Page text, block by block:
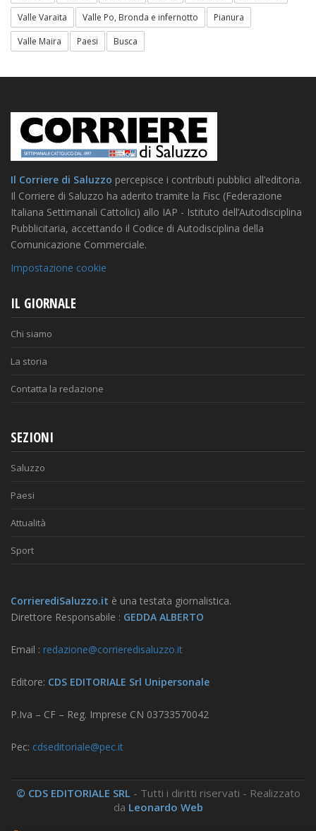
Valle Varaita
Valle Po, Bronda e infernotto
Pianura
Valle Maira
Paesi Busca
Il Corriere di Saluzzo percepisce i contributi pubblici all’editoria.
Il Corriere di Saluzzo ha aderito tramite la Fisc (Federazione
Italiana Settimanali Cattolici) allo IAP - Istituto dell’Autodisciplina
Pubblicitaria, accettando il Codice di Autodisciplina della
Comunicazione Commerciale.
Impostazione cookie
IL GIORNALE
Chi siamo
La storia
Contatta la redazione
SEZIONI
Saluzzo
Paesi
Attualità
Sport
CorrierediSaluzzo.it è una testata giornalistica.
Direttore Responsabile : GEDDA ALBERTO
Email : redazione@corrieredisaluzzo.it
Editore: CDS EDITORIALE Srl Unipersonale
P.Iva – CF – Reg. Imprese CN 03733570042
Pec: cdseditoriale@pec.it
© CDS EDITORIALE SRL - Tutti i diritti riservati - Realizzato
da Leonardo Web